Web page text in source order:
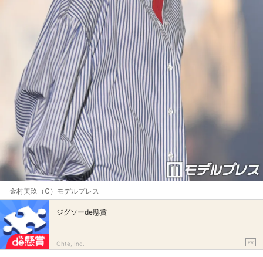
金村美玖（C）モデルプレス
ジグソーde懸賞
Ohte, Inc. PR